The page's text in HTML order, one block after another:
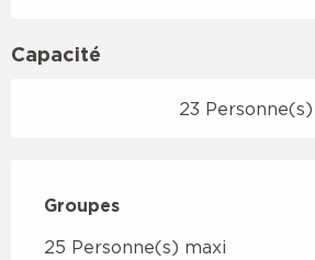
Capacité
23 Personne(s)
Groupes
Groupes
25 Personne(s) maxi